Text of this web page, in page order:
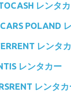
レンタ
POLAND
レンタ
レンタカー
レンタカ